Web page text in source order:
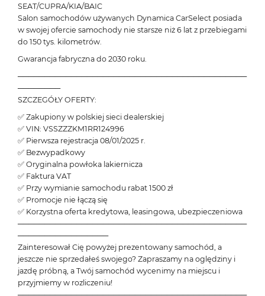
SEAT/CUPRA/KIA/BAIC
Salon samochodów używanych Dynamica CarSelect posiada
w swojej ofercie samochody nie starsze niż 6 lat z przebiegami
do 150 tys. kilometrów.
Gwarancja fabryczna do 2030 roku.
───────────────────────────────────────────
────────
SZCZEGÓŁY OFERTY:
✅ Zakupiony w polskiej sieci dealerskiej
✅ VIN: VSSZZZKM1RR124996
✅ Pierwsza rejestracja 08/01/2025 r.
✅ Bezwypadkowy
✅ Oryginalna powłoka lakiernicza
✅ Faktura VAT
✅ Przy wymianie samochodu rabat 1500 zł
✅ Promocje nie łączą się
✅ Korzystna oferta kredytowa, leasingowa, ubezpieczeniowa
───────────────────────────────────────────
─────────────────
Zainteresował Cię powyżej prezentowany samochód, a
jeszcze nie sprzedałeś swojego? Zapraszamy na oględziny i
jazdę próbną, a Twój samochód wycenimy na miejscu i
przyjmiemy w rozliczeniu!